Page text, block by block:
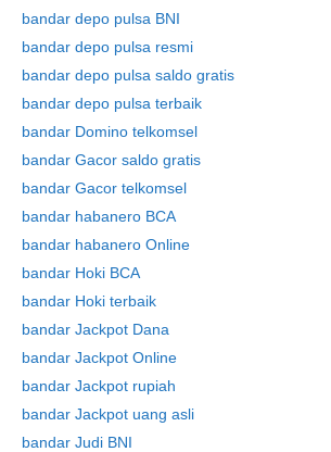
bandar depo pulsa BNI
bandar depo pulsa resmi
bandar depo pulsa saldo gratis
bandar depo pulsa terbaik
bandar Domino telkomsel
bandar Gacor saldo gratis
bandar Gacor telkomsel
bandar habanero BCA
bandar habanero Online
bandar Hoki BCA
bandar Hoki terbaik
bandar Jackpot Dana
bandar Jackpot Online
bandar Jackpot rupiah
bandar Jackpot uang asli
bandar Judi BNI